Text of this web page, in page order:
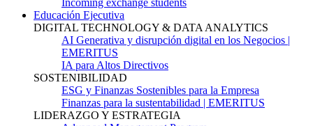
Incoming exchange students
Educación Ejecutiva
DIGITAL TECHNOLOGY & DATA ANALYTICS
AI Generativa y disrupción digital en los Negocios |
EMERITUS
IA para Altos Directivos
SOSTENIBILIDAD
ESG y Finanzas Sostenibles para la Empresa
Finanzas para la sustentabilidad | EMERITUS
LIDERAZGO Y ESTRATEGIA